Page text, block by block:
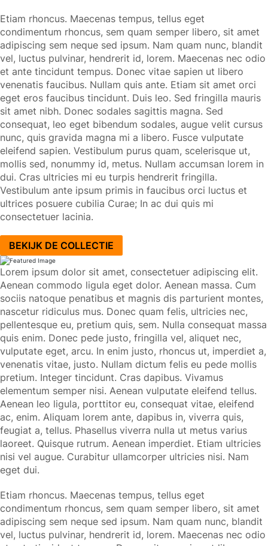
Etiam rhoncus. Maecenas tempus, tellus eget
condimentum rhoncus, sem quam semper libero, sit amet
adipiscing sem neque sed ipsum. Nam quam nunc, blandit
vel, luctus pulvinar, hendrerit id, lorem. Maecenas nec odio
et ante tincidunt tempus. Donec vitae sapien ut libero
venenatis faucibus. Nullam quis ante. Etiam sit amet orci
eget eros faucibus tincidunt. Duis leo. Sed fringilla mauris
sit amet nibh. Donec sodales sagittis magna. Sed
consequat, leo eget bibendum sodales, augue velit cursus
nunc, quis gravida magna mi a libero. Fusce vulputate
eleifend sapien. Vestibulum purus quam, scelerisque ut,
mollis sed, nonummy id, metus. Nullam accumsan lorem in
dui. Cras ultricies mi eu turpis hendrerit fringilla.
Vestibulum ante ipsum primis in faucibus orci luctus et
ultrices posuere cubilia Curae; In ac dui quis mi
consectetuer lacinia.
BEKIJK DE COLLECTIE
Lorem ipsum dolor sit amet, consectetuer adipiscing elit.
Aenean commodo ligula eget dolor. Aenean massa. Cum
sociis natoque penatibus et magnis dis parturient montes,
nascetur ridiculus mus. Donec quam felis, ultricies nec,
pellentesque eu, pretium quis, sem. Nulla consequat massa
quis enim. Donec pede justo, fringilla vel, aliquet nec,
vulputate eget, arcu. In enim justo, rhoncus ut, imperdiet a,
venenatis vitae, justo. Nullam dictum felis eu pede mollis
pretium. Integer tincidunt. Cras dapibus. Vivamus
elementum semper nisi. Aenean vulputate eleifend tellus.
Aenean leo ligula, porttitor eu, consequat vitae, eleifend
ac, enim. Aliquam lorem ante, dapibus in, viverra quis,
feugiat a, tellus. Phasellus viverra nulla ut metus varius
laoreet. Quisque rutrum. Aenean imperdiet. Etiam ultricies
nisi vel augue. Curabitur ullamcorper ultricies nisi. Nam
eget dui.
Etiam rhoncus. Maecenas tempus, tellus eget
condimentum rhoncus, sem quam semper libero, sit amet
adipiscing sem neque sed ipsum. Nam quam nunc, blandit
vel, luctus pulvinar, hendrerit id, lorem. Maecenas nec odio